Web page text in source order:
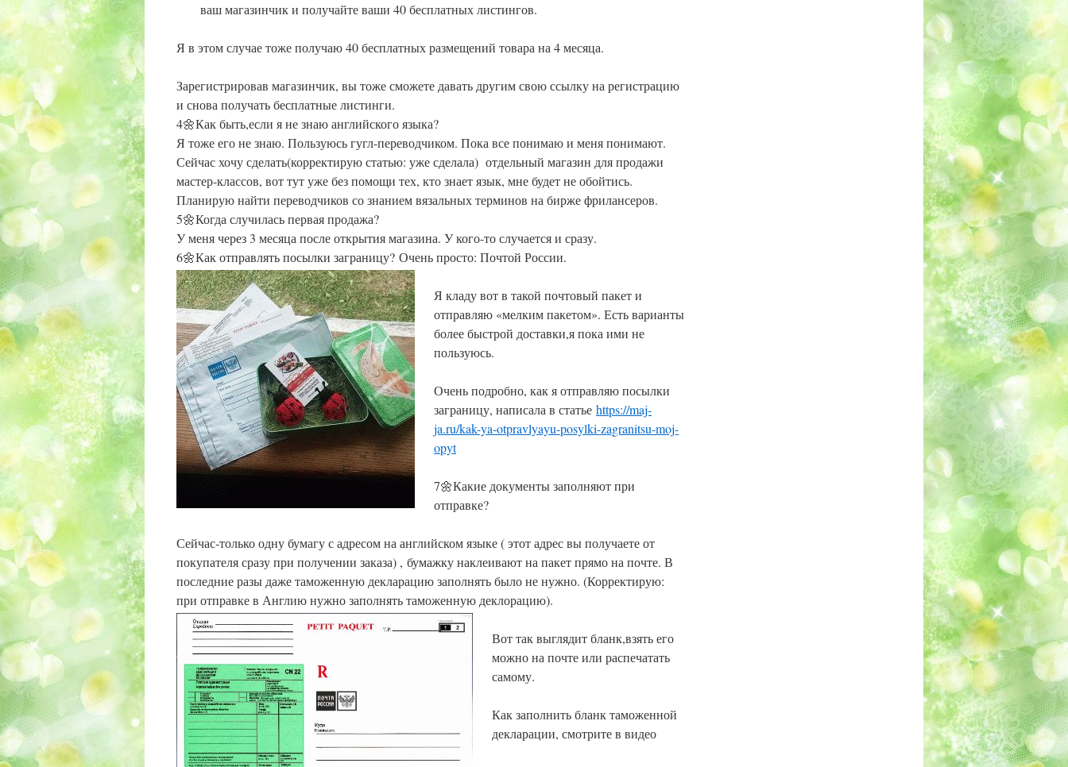
ваш магазинчик и получайте ваши 40 бесплатных листингов.
Я в этом случае тоже получаю 40 бесплатных размещений товара на 4 месяца.
Зарегистрировав магазинчик, вы тоже сможете давать другим свою ссылку на регистрацию
и снова получать бесплатные листинги.
4🌼Как быть,если я не знаю английского языка?
Я тоже его не знаю. Пользуюсь гугл-переводчиком. Пока все понимаю и меня понимают.
Сейчас хочу сделать(корректирую статью: уже сделала) отдельный магазин для продажи
мастер-классов, вот тут уже без помощи тех, кто знает язык, мне будет не обойтись.
Планирую найти переводчиков со знанием вязальных терминов на бирже фрилансеров.
5🌼Когда случилась первая продажа?
У меня через 3 месяца после открытия магазина. У кого-то случается и сразу.
6🌼Как отправлять посылки заграницу? Очень просто: Почтой России.
Я кладу вот в такой почтовый пакет и
отправляю «мелким пакетом». Есть варианты
более быстрой доставки,я пока ими не
пользуюсь.
Очень подробно, как я отправляю посылки
заграницу, написала в статье https://maj-
ja.ru/kak-ya-otpravlyayu-posylki-zagranitsu-moj-
opyt
7🌼Какие документы заполняют при
отправке?
Сейчас-только одну бумагу с адресом на английском языке ( этот адрес вы получаете от
покупателя сразу при получении заказа) , бумажку наклеивают на пакет прямо на почте. В
последние разы даже таможенную декларацию заполнять было не нужно. (Корректирую:
при отправке в Англию нужно заполнять таможенную деклорацию).
Вот так выглядит бланк,взять его
можно на почте или распечатать
самому.
Как заполнить бланк таможенной
декларации, смотрите в видео